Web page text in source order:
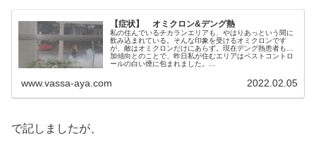
【症状】 オミクロン&デング熱
私の住んでいるチカランエリアも、やはりあっという間に
飲み込まれている。そんな印象を受けるオミクロンです
が、敵はオミクロンだけにあらず。現在デング熱患者も増
加傾向とのことで、昨日私が住むエリアはペストコントロ
ールの白い煙に包まれました。...
www.vassa-aya.com 2022.02.05
で記しましたが、